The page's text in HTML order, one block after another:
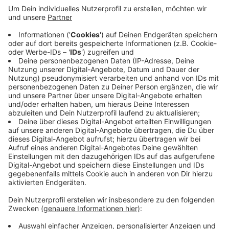
Veröffentlicht:Sonntag, 26.11.2023 19:59
Anzeige
HSG Bergische Panther - HG Saarlouis 30:37
VfL Gummersbach - OHV Aurich 32:27
In der Tabelle ist Gummersbach zweiter mit 21:3
Punkten, die Panther sind zehnter mit 11:13 Zählern.
Anzeige
Anzeige